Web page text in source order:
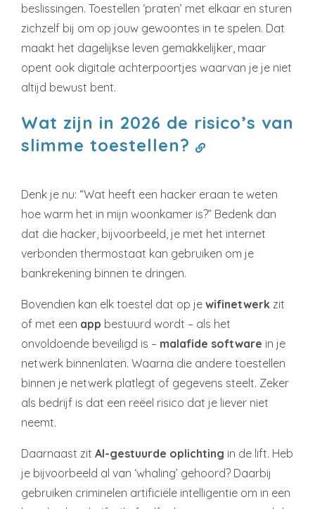
beslissingen. Toestellen ‘praten’ met elkaar en sturen
zichzelf bij om op jouw gewoontes in te spelen. Dat
maakt het dagelijkse leven gemakkelijker, maar
opent ook digitale achterpoortjes waarvan je je niet
altijd bewust bent.
Wat zijn in 2026 de risico’s van
slimme toestellen?
Denk je nu: “Wat heeft een hacker eraan te weten
hoe warm het in mijn woonkamer is?” Bedenk dan
dat die hacker, bijvoorbeeld, je met het internet
verbonden thermostaat kan gebruiken om je
bankrekening binnen te dringen.
Bovendien kan elk toestel dat op je wifinetwerk zit
of met een app bestuurd wordt – als het
onvoldoende beveiligd is – malafide software in je
netwerk binnenlaten. Waarna die andere toestellen
binnen je netwerk platlegt of gegevens steelt. Zeker
als bedrijf is dat een reëel risico dat je liever niet
neemt.
Daarnaast zit AI-gestuurde oplichting in de lift. Heb
je bijvoorbeeld al van ‘whaling’ gehoord? Daarbij
gebruiken criminelen artificiële intelligentie om in een